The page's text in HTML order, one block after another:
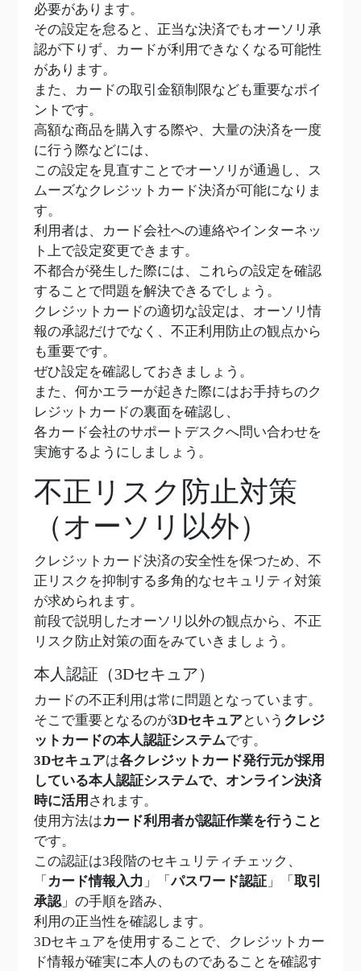
必要があります。
その設定を怠ると、正当な決済でもオーソリ承
認が下りず、カードが利用できなくなる可能性
があります。
また、カードの取引金額制限なども重要なポイ
ントです。
高額な商品を購入する際や、大量の決済を一度
に行う際などには、
この設定を見直すことでオーソリが通過し、ス
ムーズなクレジットカード決済が可能になりま
す。
利用者は、カード会社への連絡やインターネッ
ト上で設定変更できます。
不都合が発生した際には、これらの設定を確認
することで問題を解決できるでしょう。
クレジットカードの適切な設定は、オーソリ情
報の承認だけでなく、不正利用防止の観点から
も重要です。
ぜひ設定を確認しておきましょう。
また、何かエラーが起きた際にはお手持ちのク
レジットカードの裏面を確認し、
各カード会社のサポートデスクへ問い合わせを
実施するようにしましょう。
不正リスク防止対策
（オーソリ以外）
クレジットカード決済の安全性を保つため、不
正リスクを抑制する多角的なセキュリティ対策
が求められます。
前段で説明したオーソリ以外の観点から、不正
リスク防止対策の面をみていきましょう。
本人認証（3Dセキュア）
カードの不正利用は常に問題となっています。
そこで重要となるのが3Dセキュアという クレジ
ットカードの本人認証システムです。
3Dセキュアは各クレジットカード発行元が採用
している本人認証システムで、オンライン決済
時に活用 されます。
使用方法はカード利用者が認証作業を行うこと
です。
この認証は3段階のセキュリティチェック、
「 カード情報入力 」「パスワード認証 」「 取引
承認」の手順を踏み、
利用の正当性を確認します。
3Dセキュアを使用することで、クレジットカー
ド情報が確実に本人のものであることを確認す